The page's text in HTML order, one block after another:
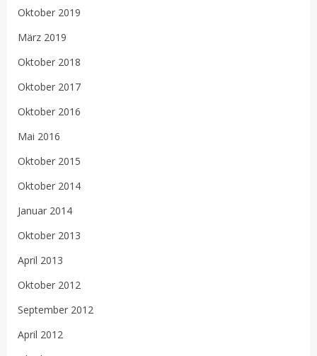
Oktober 2019
März 2019
Oktober 2018
Oktober 2017
Oktober 2016
Mai 2016
Oktober 2015
Oktober 2014
Januar 2014
Oktober 2013
April 2013
Oktober 2012
September 2012
April 2012